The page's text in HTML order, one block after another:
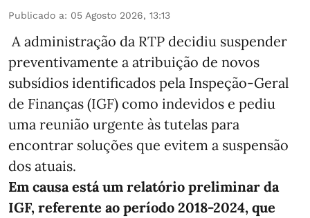
Publicado a: 05 Agosto 2026, 13:13
A administração da RTP decidiu suspender
preventivamente a atribuição de novos
subsídios identificados pela Inspeção-Geral
de Finanças (IGF) como indevidos e pediu
uma reunião urgente às tutelas para
encontrar soluções que evitem a suspensão
dos atuais.
Em causa está um relatório preliminar da
IGF, referente ao período 2018-2024, que